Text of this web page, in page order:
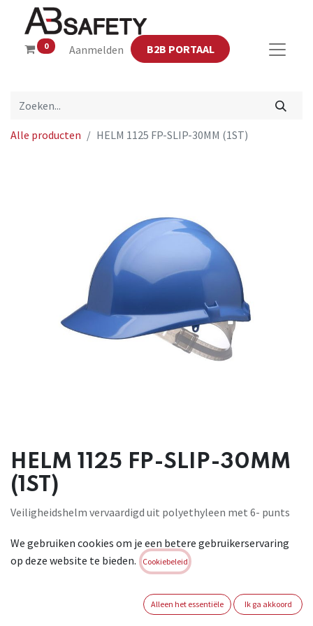
0 Aanmelden B2B PORTAAL
Alle producten HELM 1125 FP-SLIP-30MM (1ST)
HELM 1125 FP-SLIP-30MM
(1ST)
Veiligheidshelm vervaardigd uit polyethyleen met 6- punts
zweetband, zonder ventilatie. Met Europees 30mm slot voor
opbouw van gehoor- en gelaatsbescherming. Geschikt voor:
We gebruiken cookies om je een betere gebruikerservaring
op deze website te bieden.
Cookiebeleid
Alleen het essentiële Ik ga akkoord